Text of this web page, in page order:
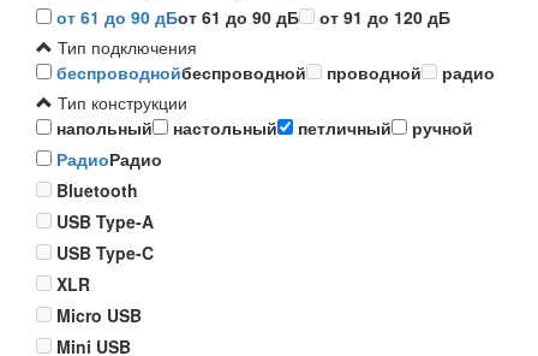
от 61 до 90 дБот 61 до 90 дБ
от 91 до 120 дБ
Тип подключения
беспроводнойбеспроводной проводной
радио
Тип конструкции
напольный
настольный петличный
ручной
РадиоРадио
Bluetooth
USB Type-A
USB Type-C
XLR
Micro USB
Mini USB